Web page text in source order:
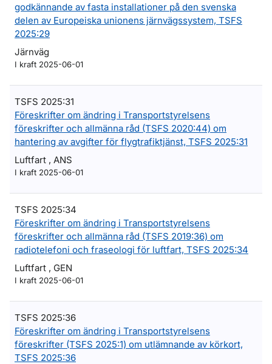
godkännande av fasta installationer på den svenska
delen av Europeiska unionens järnvägssystem, TSFS
2025:29
Järnväg
I kraft 2025-06-01
TSFS 2025:31
Föreskrifter om ändring i Transportstyrelsens
föreskrifter och allmänna råd (TSFS 2020:44) om
hantering av avgifter för flygtrafiktjänst, TSFS 2025:31
Luftfart , ANS
I kraft 2025-06-01
TSFS 2025:34
Föreskrifter om ändring i Transportstyrelsens
föreskrifter och allmänna råd (TSFS 2019:36) om
radiotelefoni och fraseologi för luftfart, TSFS 2025:34
Luftfart , GEN
I kraft 2025-06-01
TSFS 2025:36
Föreskrifter om ändring i Transportstyrelsens
föreskrifter (TSFS 2025:1) om utlämnande av körkort,
TSFS 2025:36